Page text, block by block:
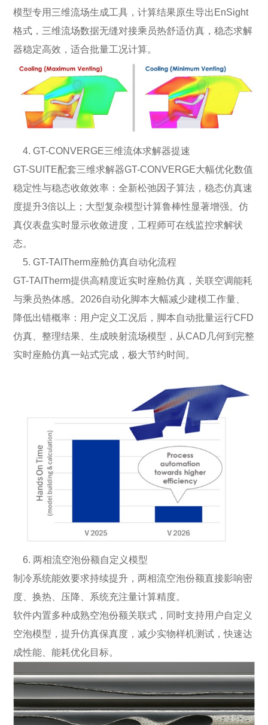
模型专用三维流场生成工具，计算结果原生导出EnSight
格式，三维流场数据无缝对接乘员热舒适仿真，稳态求解
器稳定高效，适合批量工况计算。
4. GT-CONVERGE三维流体求解器提速
GT-SUITE配套三维求解器GT-CONVERGE大幅优化数值
稳定性与稳态收敛效率：全新松弛因子算法，稳态仿真速
度提升3倍以上；大型复杂模型计算鲁棒性显著增强。仿
真仪表盘实时显示收敛进度，工程师可在线监控求解状
态。
5. GT-TAITherm座舱仿真自动化流程
GT-TAITherm提供高精度近实时座舱仿真，关联空调能耗
与乘员热体感。2026自动化脚本大幅减少建模工作量、
降低出错概率：用户定义工况后，脚本自动批量运行CFD
仿真、整理结果、生成映射流场模型，从CAD几何到完整
实时座舱仿真一站式完成，极大节约时间。
6. 两相流空泡份额自定义模型
制冷系统能效要求持续提升，两相流空泡份额直接影响密
度、换热、压降、系统充注量计算精度。
软件内置多种成熟空泡份额关联式，同时支持用户自定义
空泡模型，提升仿真保真度，减少实物样机测试，快速达
成性能、能耗优化目标。